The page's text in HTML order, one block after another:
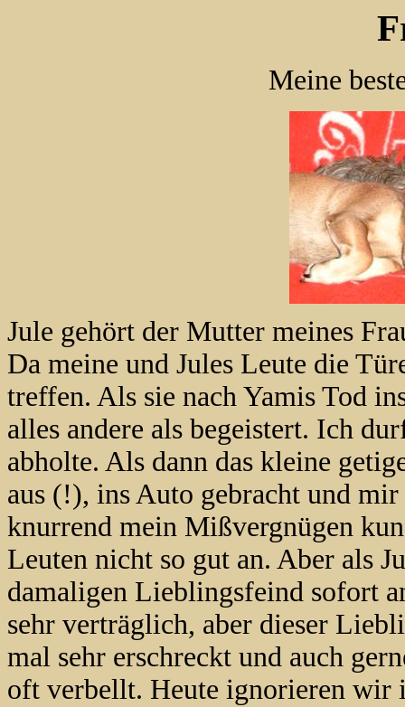
Meine
Jule gehört der Mutter meines
Da meine und Jules Leute die
treffen. Als sie nach Yamis Tod
alles andere als begeistert. Ich
abholte. Als dann das kleine
aus (!), ins Auto gebracht und
knurrend mein Mißvergnügen
Leuten nicht so gut an. Aber als
damaligen Lieblingsfeind sofort
sehr verträglich, aber dieser
mal sehr erschreckt und auch
oft verbellt. Heute ignorieren wir